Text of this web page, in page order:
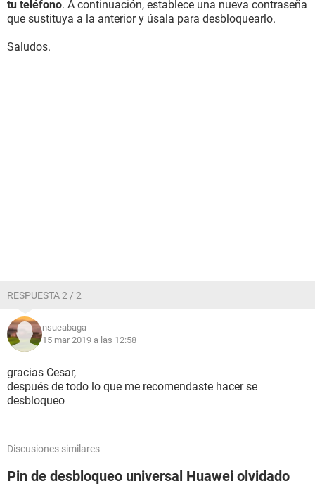
tu teléfono. A continuación, establece una nueva contraseña
que sustituya a la anterior y úsala para desbloquearlo.
Saludos.
RESPUESTA 2 / 2
nsueabaga
15 mar 2019 a las 12:58
gracias Cesar,
después de todo lo que me recomendaste hacer se
desbloqueo
Discusiones similares
Pin de desbloqueo universal Huawei olvidado